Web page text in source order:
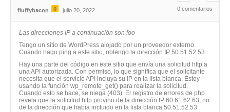
fluffybacon 0 julio 20, 2022 0 comentarios
Las direcciones IP a continuación son foo
Tengo un sitio de WordPress alojado por un proveedor externo.
Cuando hago ping a este sitio, obtengo la dirección IP 50.51.52.53.
Hay una parte del código en este sitio que envía una solicitud http a
una API autorizada. Con permiso, lo que significa que el solicitante
necesita que el servicio API incluya su IP en la lista blanca. Estoy
usando la función wp_remote_get() para realizar la solicitud.
Cuando esto se hace, se niega (403). El registro de errores de php
revela que la solicitud http provino de la dirección IP 60.61.62.63, no
de la dirección que había incluido en la lista blanca 50.51.52.53.